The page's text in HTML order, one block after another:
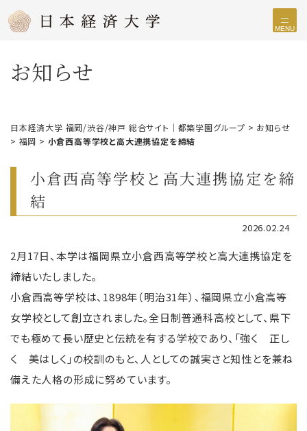
MENU
お知らせ
日本経済大学 福岡/渋谷/神戸 総合サイト｜都築学園グループ > お知らせ
> 福岡 > 小倉西高等学校と高大連携協定を締結
小倉西高等学校と高大連携協定を締
結
2026.02.24
2月17日、本学は福岡県立小倉西高等学校と高大連携協定を
締結いたしました。
小倉西高等学校は、1898年（明治31年）、福岡県立小倉高等
女学校として創立されました。全日制普通科高校として、県下
でも極めて長い歴史と伝統を有する学校であり、「強く 正し
く 美はしく」の校訓のもと、人としての誠実さと知性とを兼ね
備えた人格の形成に努めています。